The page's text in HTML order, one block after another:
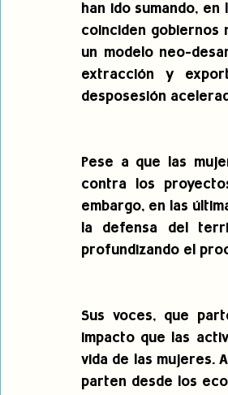
han ido sumando,
coinciden gobiernos
un modelo neo-
extracción y
desposesión
Pese a que las
contra los
embargo, en las
la defensa del
profundizando el
Sus voces, que
impacto que las
vida de las mujeres.
parten desde los